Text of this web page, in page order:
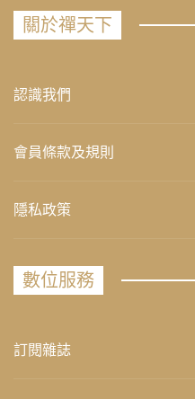
關於禪天下
認識我們
會員條款及規則
隱私政策
數位服務
訂閱雜誌